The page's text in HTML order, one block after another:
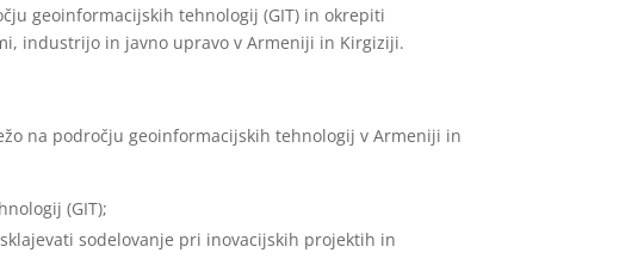
geoinformacijskih tehnologij (GIT) in okrepiti
industrijo in javno upravo v Armeniji in Kirgiziji.
na področju geoinformacijskih tehnologij v Armeniji in
(GIT);
sodelovanje pri inovacijskih projektih in